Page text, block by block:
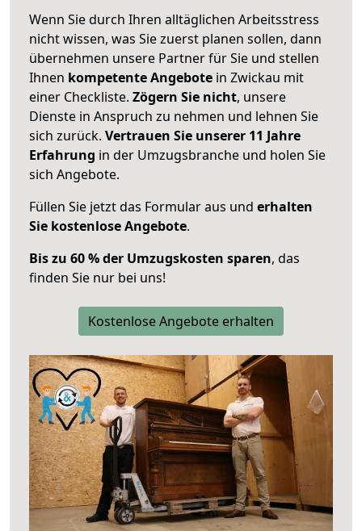
Wenn Sie durch Ihren alltäglichen Arbeitsstress
nicht wissen, was Sie zuerst planen sollen, dann
übernehmen unsere Partner für Sie und stellen
Ihnen kompetente Angebote in Zwickau mit
einer Checkliste. Zögern Sie nicht, unsere
Dienste in Anspruch zu nehmen und lehnen Sie
sich zurück. Vertrauen Sie unserer 11 Jahre
Erfahrung in der Umzugsbranche und holen Sie
sich Angebote.
Füllen Sie jetzt das Formular aus und erhalten
Sie kostenlose Angebote.
Bis zu 60 % der Umzugskosten sparen, das
finden Sie nur bei uns!
Kostenlose Angebote erhalten